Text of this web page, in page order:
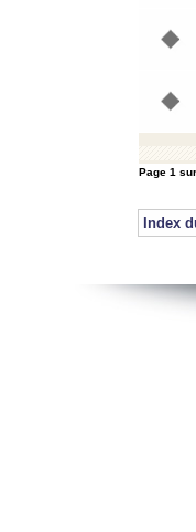
Page 1 sur
Index